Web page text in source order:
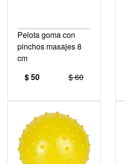
Pelota goma con
pinchos masajes 8
cm
$ 50
$ 60